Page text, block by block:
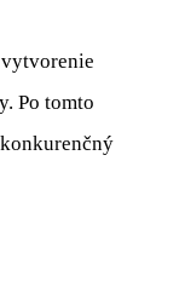
Po tomto